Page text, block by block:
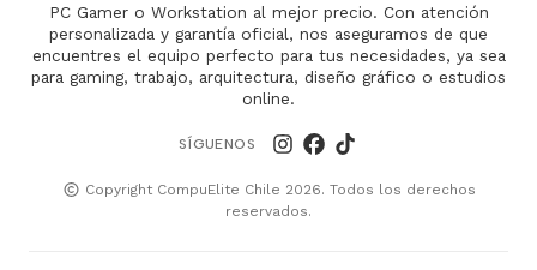
PC Gamer o Workstation al mejor precio. Con atención
personalizada y garantía oficial, nos aseguramos de que
encuentres el equipo perfecto para tus necesidades, ya sea
para gaming, trabajo, arquitectura, diseño gráfico o estudios
online.
SÍGUENOS
Copyright CompuElite Chile 2026. Todos los derechos
reservados.